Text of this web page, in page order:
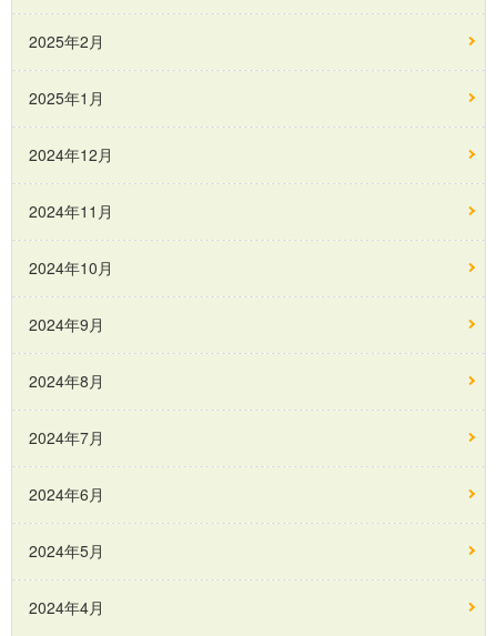
2025年2月
2025年1月
2024年12月
2024年11月
2024年10月
2024年9月
2024年8月
2024年7月
2024年6月
2024年5月
2024年4月